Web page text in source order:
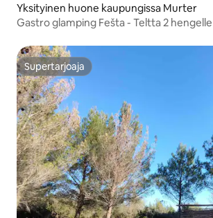
Yksityinen huone kaupungissa Murter
Gastro glamping Fešta - Teltta 2 hengelle
Supertarjoaja
Supertarjoaja